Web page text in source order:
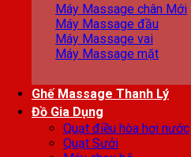
Máy Massage chân
Máy Massage đầu
Máy Massage vai
Máy Massage mặt
Ghế Massage Thanh Lý
Đồ Gia Dụng
Quạt điều hòa hơi nước
Quạt Sưởi